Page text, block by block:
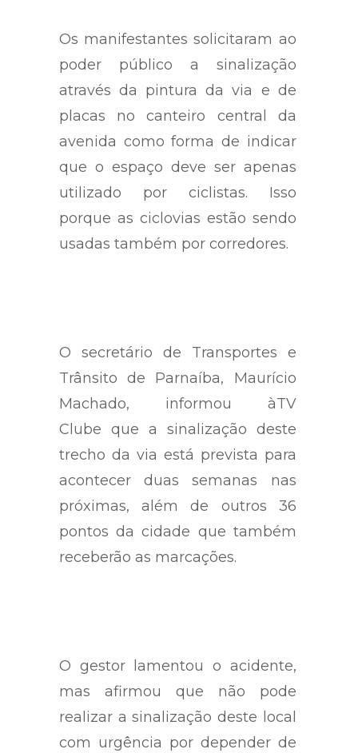
Os manifestantes solicitaram ao
poder público a sinalização
através da pintura da via e de
placas no canteiro central da
avenida como forma de indicar
que o espaço deve ser apenas
utilizado por ciclistas. Isso
porque as ciclovias estão sendo
usadas também por corredores.
O secretário de Transportes e
Trânsito de Parnaíba, Maurício
Machado, informou àTV
Clube que a sinalização deste
trecho da via está prevista para
acontecer duas semanas nas
próximas, além de outros 36
pontos da cidade que também
receberão as marcações.
O gestor lamentou o acidente,
mas afirmou que não pode
realizar a sinalização deste local
com urgência por depender de